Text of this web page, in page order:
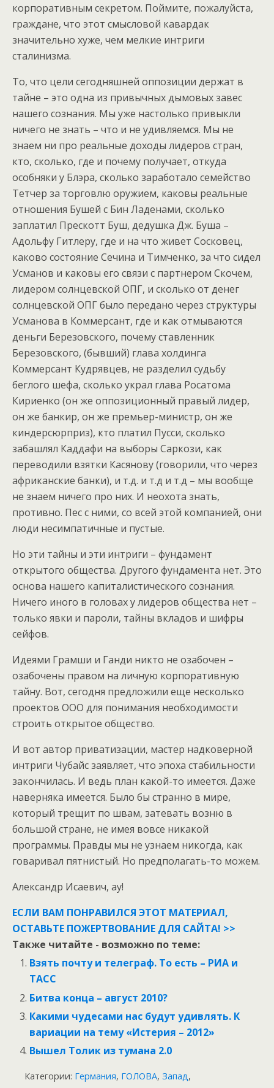
корпоративным секретом. Поймите, пожалуйста,
граждане, что этот смысловой кавардак
значительно хуже, чем мелкие интриги
сталинизма.
То, что цели сегодняшней оппозиции держат в
тайне – это одна из привычных дымовых завес
нашего сознания. Мы уже настолько привыкли
ничего не знать – что и не удивляемся. Мы не
знаем ни про реальные доходы лидеров стран,
кто, сколько, где и почему получает, откуда
особняки у Блэра, сколько заработало семейство
Тетчер за торговлю оружием, каковы реальные
отношения Бушей с Бин Ладенами, сколько
заплатил Прескотт Буш, дедушка Дж. Буша –
Адольфу Гитлеру, где и на что живет Сосковец,
каково состояние Сечина и Тимченко, за что сидел
Усманов и каковы его связи с партнером Скочем,
лидером солнцевской ОПГ, и сколько от денег
солнцевской ОПГ было передано через структуры
Усманова в Коммерсант, где и как отмываются
деньги Березовского, почему ставленник
Березовского, (бывший) глава холдинга
Коммерсант Кудрявцев, не разделил судьбу
беглого шефа, сколько украл глава Росатома
Кириенко (он же оппозиционный правый лидер,
он же банкир, он же премьер-министр, он же
киндерсюрприз), кто платил Пусси, сколько
забашлял Каддафи на выборы Саркози, как
переводили взятки Касянову (говорили, что через
африканские банки), и т.д. и т.д и т.д – мы вообще
не знаем ничего про них. И неохота знать,
противно. Пес с ними, со всей этой компанией, они
люди несимпатичные и пустые.
Но эти тайны и эти интриги – фундамент
открытого общества. Другого фундамента нет. Это
основа нашего капиталистического сознания.
Ничего иного в головах у лидеров общества нет –
только явки и пароли, тайны вкладов и шифры
сейфов.
Идеями Грамши и Ганди никто не озабочен –
озабочены правом на личную корпоративную
тайну. Вот, сегодня предложили еще несколько
проектов ООО для понимания необходимости
строить открытое общество.
И вот автор приватизации, мастер надковерной
интриги Чубайс заявляет, что эпоха стабильности
закончилась. И ведь план какой-то имеется. Даже
наверняка имеется. Было бы странно в мире,
который трещит по швам, затевать возню в
большой стране, не имея вовсе никакой
программы. Правды мы не узнаем никогда, как
говаривал пятнистый. Но предполагать-то можем.
Александр Исаевич, ау!
ЕСЛИ ВАМ ПОНРАВИЛСЯ ЭТОТ МАТЕРИАЛ,
ОСТАВЬТЕ ПОЖЕРТВОВАНИЕ ДЛЯ САЙТА! >>
Также читайте - возможно по теме:
Взять почту и телеграф. То есть – РИА и
ТАСС
Битва конца – август 2010?
Какими чудесами нас будут удивлять. К
вариации на тему «Истерия – 2012»
Вышел Толик из тумана 2.0
Категории: Германия, ГОЛОВА, Запад,